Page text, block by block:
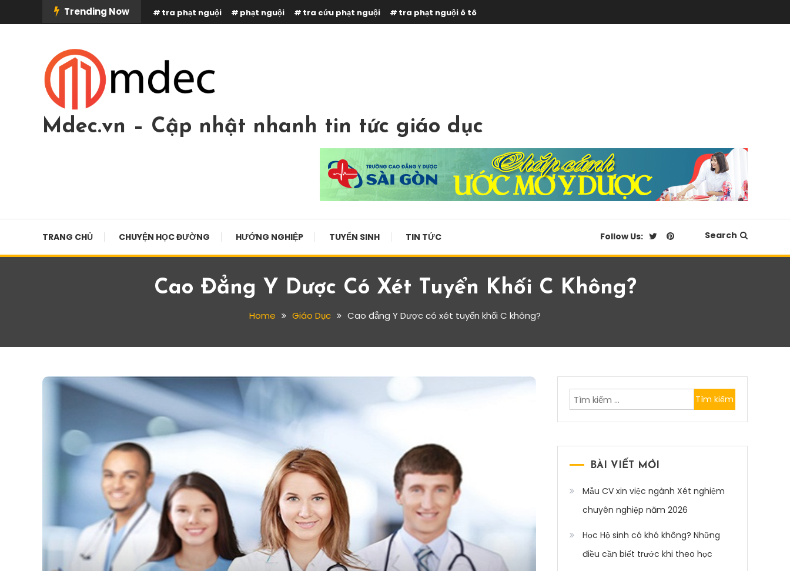
To
Trending Now tra phạt nguội phạt nguội tra cứu phạt nguội tra phạt nguội ô tô
Mdec.vn – Cập nhật nhanh tin tức giáo dục
TRANG CHỦ CHUYỆN HỌC ĐƯỜNG HƯỚNG NGHIỆP TUYỂN SINH TIN TỨC Follow Us: Search
Cao Đẳng Y Dược Có Xét Tuyển Khối C Không?
Home Giáo Dục Cao đẳng Y Dược có xét tuyển khối C không?
Tìm
kiếm
BÀI VIẾT MỚI
Mẫu CV xin việc ngành Xét nghiệm
chuyên nghiệp năm 2026
Học Hộ sinh có khó không? Những
điều cần biết trước khi theo học